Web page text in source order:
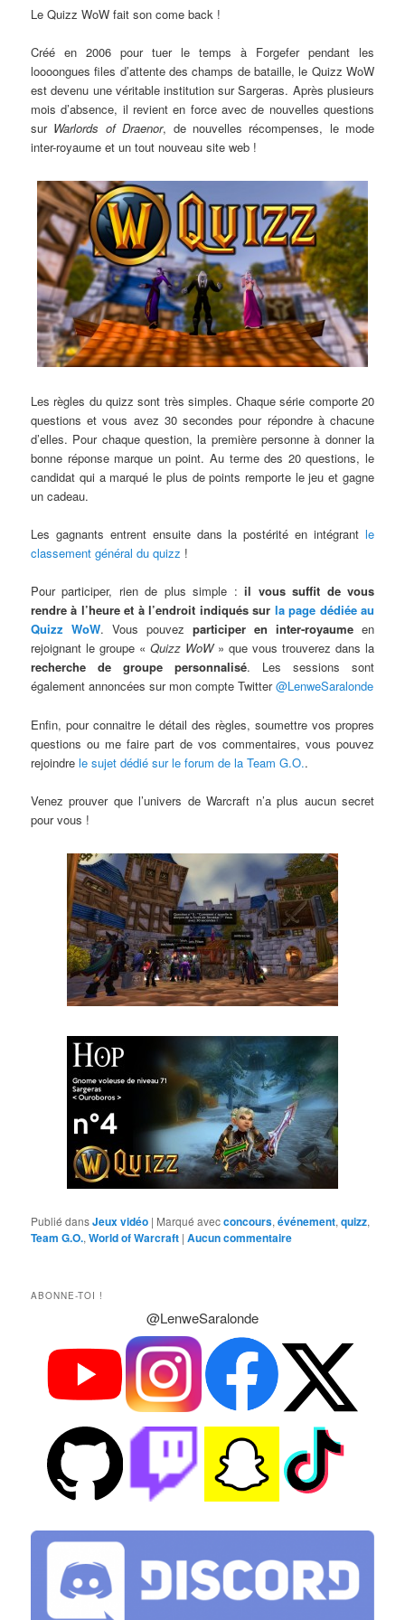
Le Quizz WoW fait son come back !
Créé en 2006 pour tuer le temps à Forgefer pendant les
loooongues files d’attente des champs de bataille, le Quizz WoW
est devenu une véritable institution sur Sargeras. Après plusieurs
mois d’absence, il revient en force avec de nouvelles questions
sur Warlords of Draenor, de nouvelles récompenses, le mode
inter-royaume et un tout nouveau site web !
Les règles du quizz sont très simples. Chaque série comporte 20
questions et vous avez 30 secondes pour répondre à chacune
d’elles. Pour chaque question, la première personne à donner la
bonne réponse marque un point. Au terme des 20 questions, le
candidat qui a marqué le plus de points remporte le jeu et gagne
un cadeau.
Les gagnants entrent ensuite dans la postérité en intégrant le
classement général du quizz !
Pour participer, rien de plus simple :il vous suffit de vous
rendre à l’heure et à l’endroit indiqués sur la page dédiée au
Quizz WoW. Vous pouvezparticiper en inter-royaume en
rejoignant le groupe «Quizz WoW» que vous trouverez dans la
recherche de groupe personnalisé. Les sessions sont
également annoncées sur mon compte Twitter@LenweSaralonde
Enfin, pour connaitre le détail des règles, soumettre vos propres
questions ou me faire part de vos commentaires, vous pouvez
rejoindrele sujet dédié sur le forum de la Team G.O..
Venez prouver que l’univers de Warcraft n’a plus aucun secret
pour vous !
Publié dansJeux vidéo | Marqué avecconcours,événement,quizz,
Team G.O.,World of Warcraft |Aucun commentaire
ABONNE-TOI !
@LenweSaralonde